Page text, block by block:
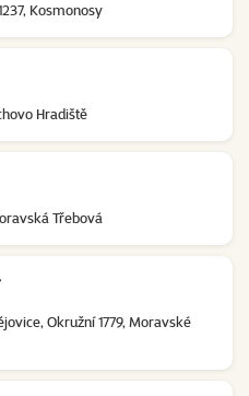
Kosmonosy
Hradiště
Třebová
Okružní 1779, Moravské